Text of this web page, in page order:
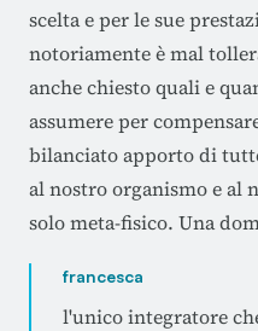
scelta e per le sue
notoriamente è mal
anche chiesto quali e
assumere per
bilanciato apporto di
al nostro organismo e al
solo meta-fisico. Una
francesca
l'unico integratore